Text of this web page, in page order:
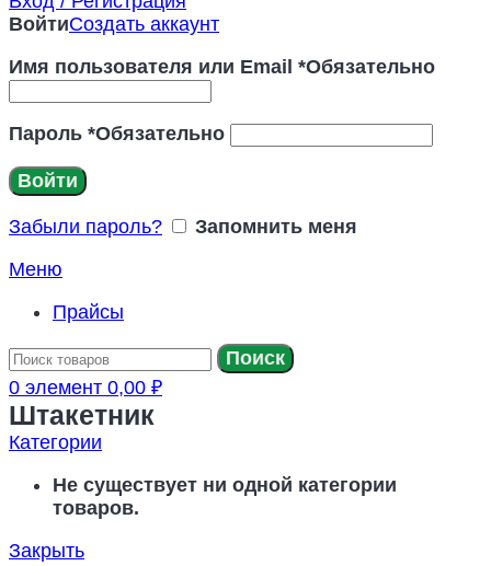
ВойтиСоздать аккаунт
Имя пользователя или Email *Обязательно
Пароль *Обязательно
Войти
Забыли пароль?
Запомнить меня
Меню
Прайсы
Поиск
0 элемент 0,00 ₽
Штакетник
Категории
Не существует ни одной категории
товаров.
Закрыть